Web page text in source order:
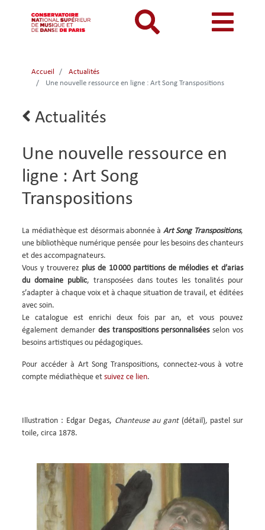
au
contenu
Catalogue
Mon
responsive
mobile
Menu
compte
mobile
Je me connecte
Je me connecte pour la première fois
Menu
BIBLIOTHEQUES ET ARCHIVES
INFORMATIONS PRATIQUES
LECTURES A VUE
FONDS CDMC-MMC
Accueil
Actualités
Une nouvelle ressource en ligne : Art Song Transpositions
Lien Actualités
Une nouvelle ressource en
ligne : Art Song
Transpositions
Body
La médiathèque est désormais abonnée à Art Song Transpositions,
une bibliothèque numérique pensée pour les besoins des chanteurs
et des accompagnateurs.
Vous y trouverez plus de 10 000 partitions de mélodies et d’arias
du domaine public, transposées dans toutes les tonalités pour
s’adapter à chaque voix et à chaque situation de travail, et éditées
avec soin.
Le catalogue est enrichi deux fois par an, et vous pouvez
également demander des transpositions personnaliséesselon vos
besoins artistiques ou pédagogiques.
Pour accéder à Art Song Transpositions, connectez-vous à votre
compte médiathèque etsuivez ce lien.
Illustration : Edgar Degas, Chanteuse au gant(détail), pastel sur
toile, circa 1878.
Image